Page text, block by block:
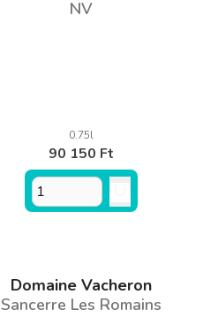
NV
0.75l
90 150 Ft
Domaine Vacheron
Sancerre Les Romains